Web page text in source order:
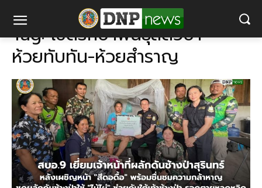
เขตรักษาพันธุ์สัตว์ป่าห้วยทับทัน-ห้วยสำราญ
Tag:เขตรักษาพันธุ์สัตว์ป่า
ห้วยทับทัน-ห้วยสำราญ